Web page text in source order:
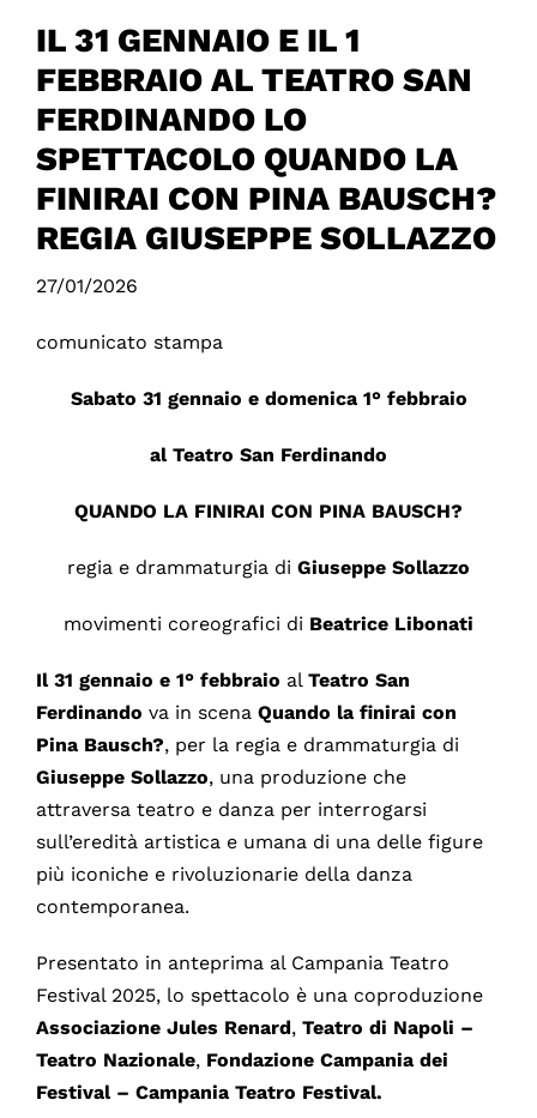
IL 31 GENNAIO E IL 1
FEBBRAIO AL TEATRO SAN
FERDINANDO LO
SPETTACOLO QUANDO LA
FINIRAI CON PINA BAUSCH?
REGIA GIUSEPPE SOLLAZZO
27/01/2026
comunicato stampa
Sabato 31 gennaio e domenica 1° febbraio
al Teatro San Ferdinando
QUANDO LA FINIRAI CON PINA BAUSCH?
regia e drammaturgia di Giuseppe Sollazzo
movimenti coreografici di Beatrice Libonati
Il 31 gennaio e 1° febbraio al Teatro San
Ferdinando va in scena Quando la finirai con
Pina Bausch?, per la regia e drammaturgia di
Giuseppe Sollazzo, una produzione che
attraversa teatro e danza per interrogarsi
sull’eredità artistica e umana di una delle figure
più iconiche e rivoluzionarie della danza
contemporanea.
Presentato in anteprima al Campania Teatro
Festival 2025, lo spettacolo è una coproduzione
Associazione Jules Renard, Teatro di Napoli –
Teatro Nazionale, Fondazione Campania dei
Festival – Campania Teatro Festival.